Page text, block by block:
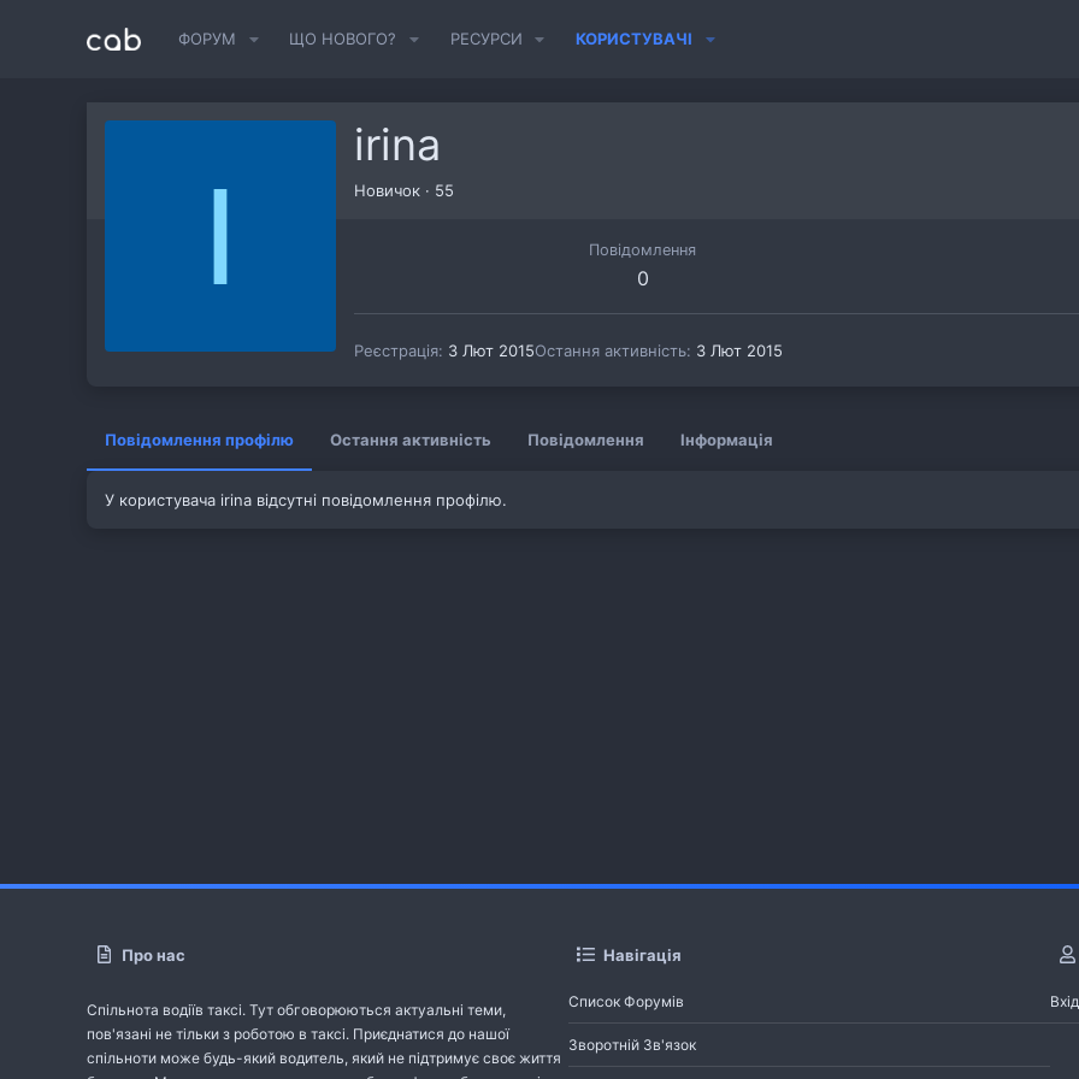
ФОРУМ ЩО НОВОГО? РЕСУРСИ КОРИСТУВАЧІ
I
irina
Новичок · 55
Повідомлення
0
Реєстрація 3 Лют 2015Остання активність 3 Лют 2015
Повідомлення профілю Остання активність Повідомлення Інформація
У користувача irina відсутні повідомлення профілю.
Про нас
Спільнота водіїв таксі. Тут обговорюються актуальні теми,
пов'язані не тільки з роботою в таксі. Приєднатися до нашої
спільноти може будь-який водитель, який не підтримує своє життя
Навігація
Список Форумів
Зворотній Зв'язок
Вхід